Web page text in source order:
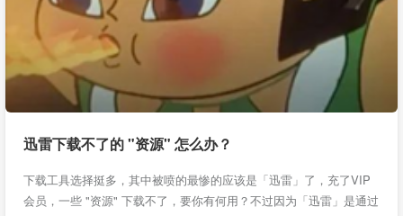
迅雷下载不了的 "资源" 怎么办？
下载工具选择挺多，其中被喷的最惨的应该是「迅雷」了，充了VIP
会员，一些 "资源" 下载不了，要你有何用？不过因为「迅雷」是通过